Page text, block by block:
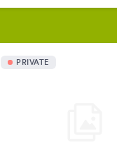
PRIVATE